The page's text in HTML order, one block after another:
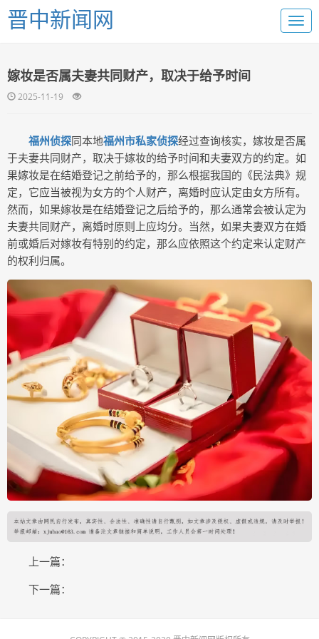
晋中新闻网
嫁妆是否属夫妻共同财产，取决于给予时间
2025-11-19
福州侦探同本地福州市私家侦探经过查询核实，嫁妆是否属
于夫妻共同财产，取决于嫁妆的给予时间和夫妻双方的约定。如
果嫁妆是在结婚登记之前给予的，那么根据我国的《民法典》规
定，它应当被视为女方的个人财产，离婚时应认定由女方所有。
然而，如果嫁妆是在结婚登记之后给予的，那么通常会被认定为
夫妻共同财产，离婚时原则上应均分。当然，如果夫妻双方在婚
前或婚后对嫁妆有特别的约定，那么应依照这个约定来认定财产
的权利归属。
上一篇：
下一篇：